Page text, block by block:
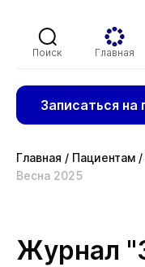
Поиск Главная
Записаться на
Главная / Пациентам /
Весна 2025
Журнал